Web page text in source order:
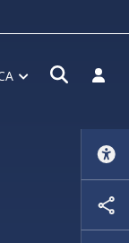
Obrir